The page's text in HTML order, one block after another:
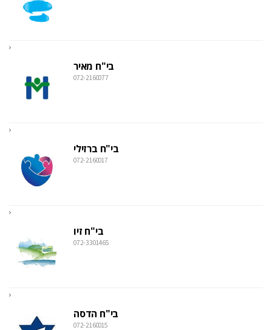
בי"ח מאיר
072-2160077
בי"ח ברזילי
072-2160017
בי"ח זיו
072-3301465
בי"ח הדסה
072-2160015